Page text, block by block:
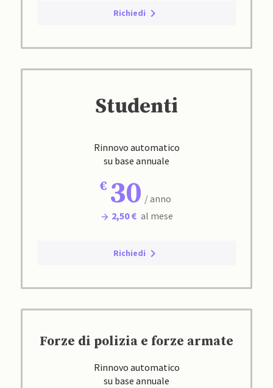
Richiedi
Studenti
Rinnovo automatico
su base annuale
30 / anno
2,50 € al mese
Richiedi
Forze di polizia e forze armate
Rinnovo automatico
su base annuale